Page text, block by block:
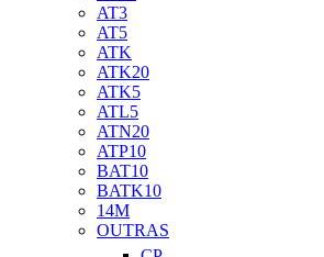
AT3
AT5
ATK
ATK20
ATK5
ATL5
ATN20
ATP10
BAT10
BATK10
14M
OUTRAS